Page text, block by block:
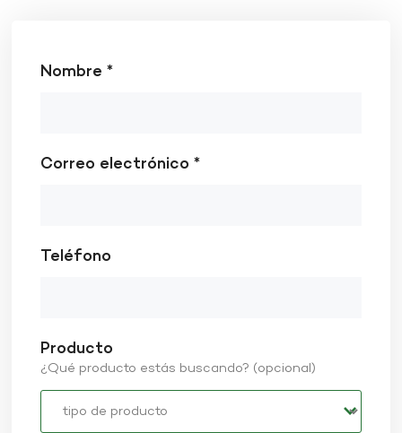
Nombre *
Correo electrónico *
Teléfono
Producto
¿Qué producto estás buscando? (opcional)